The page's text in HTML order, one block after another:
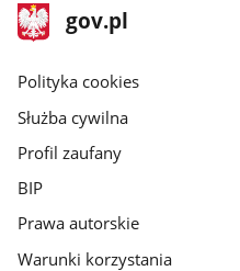
stopka
gov.pl
Strona
gov.pl
gov.pl
Polityka cookies
Służba cywilna
Profil zaufany
BIP
Prawa autorskie
Warunki korzystania